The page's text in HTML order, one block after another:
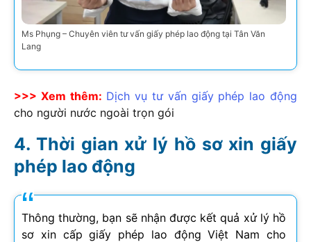
Ms Phụng – Chuyên viên tư vấn giấy phép lao động tại Tân Văn
Lang
>>> Xem thêm: Dịch vụ tư vấn giấy phép lao động
cho người nước ngoài trọn gói
Thời gian xử lý hồ sơ xin giấy
phép lao động
Thông thường, bạn sẽ nhận được kết quả xử lý hồ
sơ xin cấp giấy phép lao động Việt Nam cho